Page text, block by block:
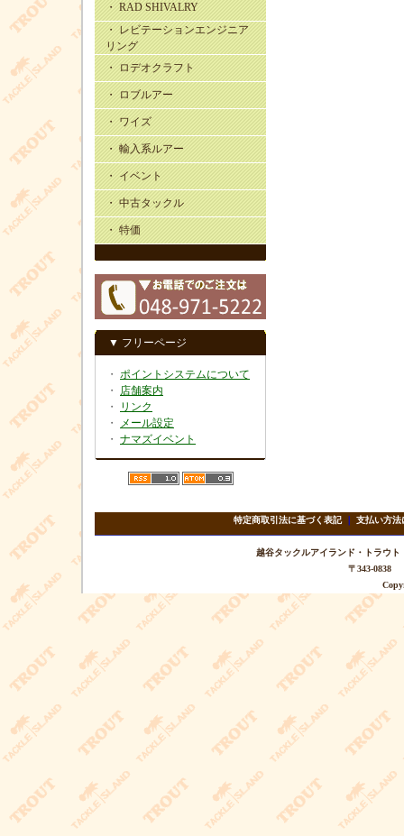
・ RAD SHIVALRY
・ レビテーションエンジニア
リング
・ ロデオクラフト
・ ロブルアー
・ ワイズ
・ 輸入系ルアー
・ イベント
・ 中古タックル
・ 特価
▼ フリーページ
・ ポイントシステムについて
・ 店舗案内
・
リンク
・
メール設定
・ ナマズイベント
特定商取引法に基づく表記｜ 支払い方法
越谷タックルアイランド・トラ
〒343-0838